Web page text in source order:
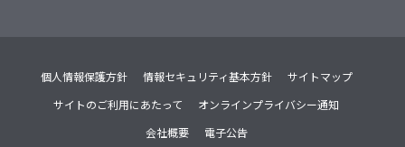
個人情報保護方針 情報セキュリティ基本方針 サイトマップ
サイトのご利用にあたって オンラインプライバシー通知
会社概要 電子公告